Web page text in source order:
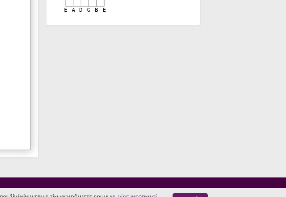
E A D G B E